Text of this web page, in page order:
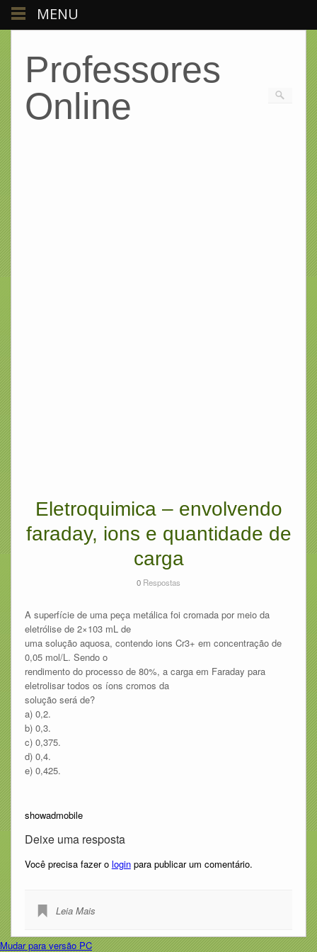
Professores
Online
Eletroquimica – envolvendo
faraday, ions e quantidade de
carga
0 Respostas
A superfície de uma peça metálica foi cromada por meio da
eletrólise de 2×103 mL de
uma solução aquosa, contendo ions Cr3+ em concentração de
0,05 mol/L. Sendo o
rendimento do processo de 80%, a carga em Faraday para
eletrolisar todos os íons cromos da
solução será de?
a) 0,2.
b) 0,3.
c) 0,375.
d) 0,4.
e) 0,425.
showadmobile
Deixe uma resposta
Você precisa fazer o loginpara publicar um comentário.
Leia Mais
Mudar para versão PC
MENU